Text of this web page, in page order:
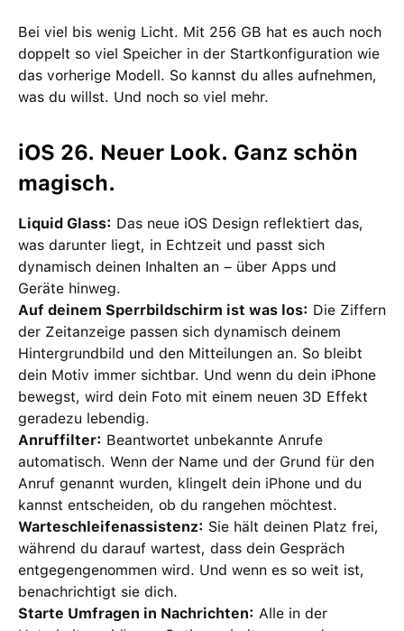
Bei viel bis wenig Licht. Mit 256 GB hat es auch noch
doppelt so viel Speicher in der Startkonfiguration wie
das vorherige Modell. So kannst du alles aufnehmen,
was du willst. Und noch so viel mehr.
iOS 26. Neuer Look. Ganz schön
magisch.
Liquid Glass: Das neue iOS Design reflektiert das,
was darunter liegt, in Echtzeit und passt sich
dynamisch deinen Inhalten an – über Apps und
Geräte hinweg.
Auf deinem Sperrbildschirm ist was los: Die Ziffern
der Zeitanzeige passen sich dynamisch deinem
Hintergrundbild und den Mitteilungen an. So bleibt
dein Motiv immer sichtbar. Und wenn du dein iPhone
bewegst, wird dein Foto mit einem neuen 3D Effekt
geradezu lebendig.
Anruffilter: Beantwortet unbekannte Anrufe
automatisch. Wenn der Name und der Grund für den
Anruf genannt wurden, klingelt dein iPhone und du
kannst entscheiden, ob du rangehen möchtest.
Warteschleifenassistenz: Sie hält deinen Platz frei,
während du darauf wartest, dass dein Gespräch
entgegengenommen wird. Und wenn es so weit ist,
benachrichtigt sie dich.
Starte Umfragen in Nachrichten: Alle in der